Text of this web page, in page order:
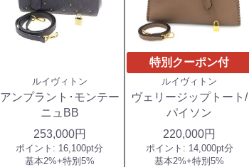
ルイヴィトン
アンプラント･モンテー
ニュBB
253,000円
ポイント: 16,100pt分
基本2%+特別5%
特別クーポン付
ルイヴィトン
ヴェリージップトート/
パイソン
220,000円
ポイント: 14,000pt分
基本2%+特別5%